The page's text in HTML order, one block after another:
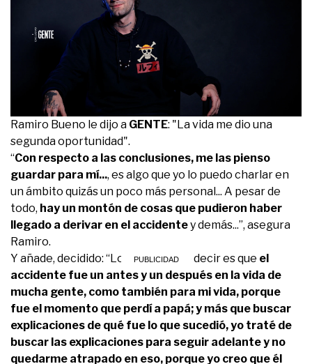
Ramiro Bueno le dijo a GENTE: "La vida me dio una
segunda oportunidad".
“Con respecto a las conclusiones, me las pienso
guardar para mí..., es algo que yo lo puedo charlar en
un ámbito quizás un poco más personal... A pesar de
todo, hay un montón de cosas que pudieron haber
llegado a derivar en el accidentey demás...”, asegura
Ramiro.
Y añade, decidido: “Lo que sí puedo decir es que el
accidente fue un antes y un después en la vida de
mucha gente, como también para mi vida, porque
fue el momento que perdí a papá; y más que buscar
explicaciones de qué fue lo que sucedió, yo traté de
buscar las explicaciones para seguir adelante y no
quedarme atrapado en eso, porque yo creo que él